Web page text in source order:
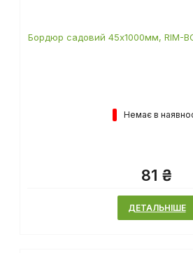
Бордюр садовий 45х1000мм, RIM-
Немає в
81 ₴
ДЕТАЛЬНІШЕ